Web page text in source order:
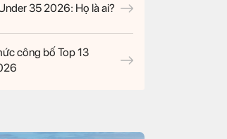
35 2026: Họ là ai?
công bố Top 13